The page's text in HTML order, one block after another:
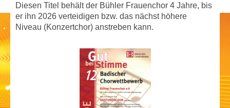
Diesen Titel behält der Bühler Frauenchor 4 Jahre, bis
er ihn 2026 verteidigen bzw. das nächst höhere
Niveau (Konzertchor) anstreben kann.